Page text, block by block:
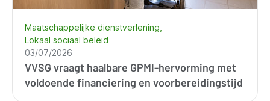
VVSG vraagt haalbare GPMI-hervorming met
voldoende financiering en voorbereidingstijd
Maatschappelijke dienstverlening
Lokaal sociaal beleid
03/07/2026